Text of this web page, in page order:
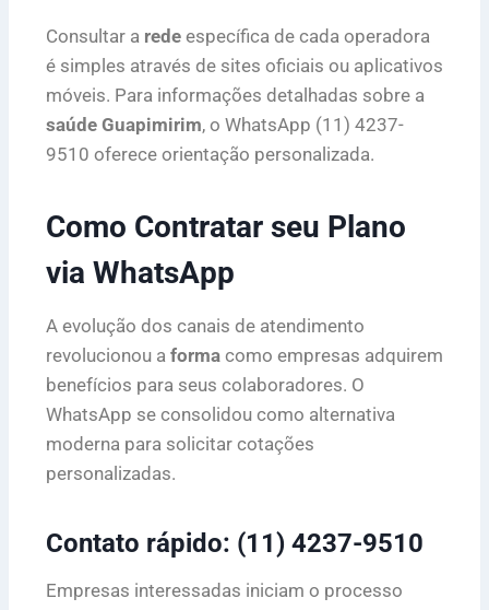
Consultar a rede específica de cada operadora
é simples através de sites oficiais ou aplicativos
móveis. Para informações detalhadas sobre a
saúde Guapimirim, o WhatsApp (11) 4237-
9510 oferece orientação personalizada.
Como Contratar seu Plano
via WhatsApp
A evolução dos canais de atendimento
revolucionou a forma como empresas adquirem
benefícios para seus colaboradores. O
WhatsApp se consolidou como alternativa
moderna para solicitar cotações
personalizadas.
Contato rápido: (11) 4237-9510
Empresas interessadas iniciam o processo